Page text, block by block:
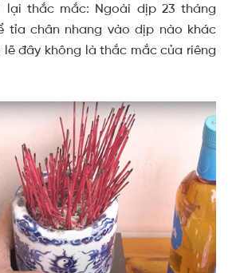
lại thắc mắc: Ngoài dịp 23 tháng
tỉa chân nhang vào dịp nào khác
lẽ đây không là thắc mắc của riêng